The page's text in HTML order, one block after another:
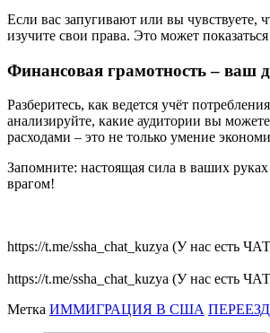
Если вас запугивают или вы
изучите свои права. Это может
Финансовая грамотность – ваш
Разберитесь, как ведется учёт
анализируйте, какие аудитории вы
расходами – это не только умение
Запомните: настоящая сила в ваших
врагом!
https://t.me/ssha_chat_kuzya (У нас есть
https://t.me/ssha_chat_kuzya (У нас есть
Метка ИММИГРАЦИЯ В США